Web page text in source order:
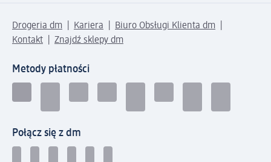
Drogeria dm Kariera
Biuro Obsługi Klienta dm
Kontakt
Znajdź sklepy dm
Metody płatności
Połącz się z dm